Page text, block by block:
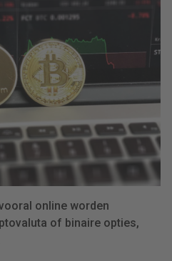
online worden
of binaire opties,